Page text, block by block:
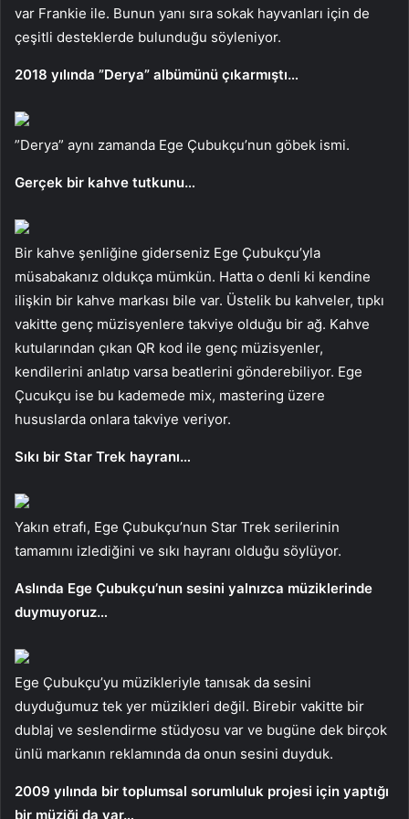
var Frankie ile. Bunun yanı sıra sokak hayvanları için de
çeşitli desteklerde bulunduğu söyleniyor.
2018 yılında ”Derya” albümünü çıkarmıştı…
”Derya” aynı zamanda Ege Çubukçu’nun göbek ismi.
Gerçek bir kahve tutkunu…
Bir kahve şenliğine giderseniz Ege Çubukçu’yla
müsabakanız oldukça mümkün. Hatta o denli ki kendine
ilişkin bir kahve markası bile var. Üstelik bu kahveler, tıpkı
vakitte genç müzisyenlere takviye olduğu bir ağ. Kahve
kutularından çıkan QR kod ile genç müzisyenler,
kendilerini anlatıp varsa beatlerini gönderebiliyor. Ege
Çucukçu ise bu kademede mix, mastering üzere
hususlarda onlara takviye veriyor.
Sıkı bir Star Trek hayranı…
Yakın etrafı, Ege Çubukçu’nun Star Trek serilerinin
tamamını izlediğini ve sıkı hayranı olduğu söylüyor.
Aslında Ege Çubukçu’nun sesini yalnızca müziklerinde
duymuyoruz…
Ege Çubukçu’yu müzikleriyle tanısak da sesini
duyduğumuz tek yer müzikleri değil. Birebir vakitte bir
dublaj ve seslendirme stüdyosu var ve bugüne dek birçok
ünlü markanın reklamında da onun sesini duyduk.
2009 yılında bir toplumsal sorumluluk projesi için yaptığı
bir müziği da var…